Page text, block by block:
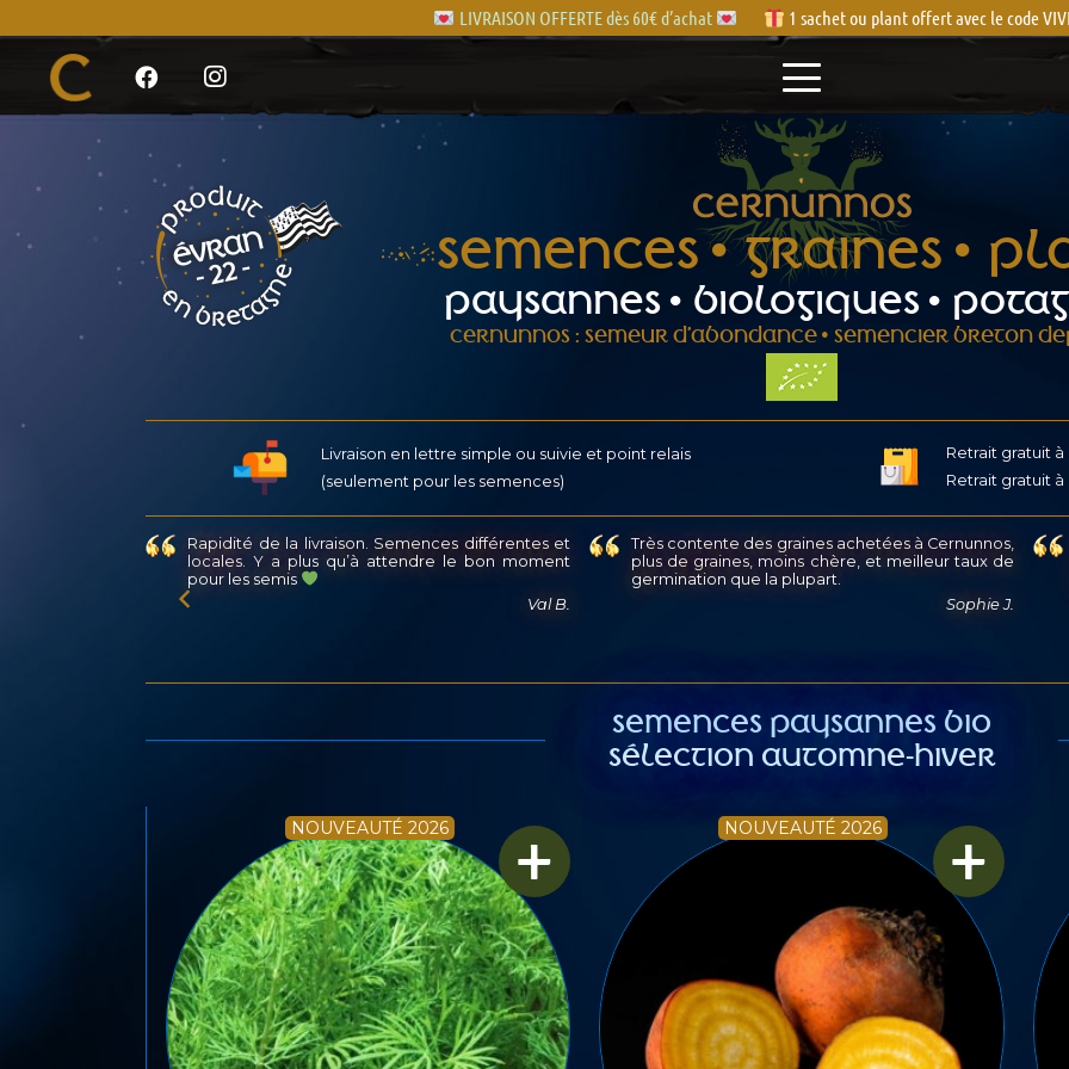
LIVRAISON OFFERTE dès 60€ d’achat 1 sachet ou plant offert avec le code
SEMENCES • GRAINES •
PAYSANNES • BIOLOGIQUES •
CERNUNNOS : SEMEUR D’ABONDANCE • SEMENCIER BRETON
Livraison en lettre simple ou suivie et point relais
(seulement pour les semences)
Retrait gratuit à
Retrait gratuit à
Très contente des graines achetées à Cernunnos,
plus de graines, moins chère, et meilleur taux de
germination que la plupart.
Sophie J.
Tout a très bien levé sur la totalité des sachets.
Belle initiative. Très contente des variétés
achetées.
Lo Lotte
SEMENCES PAYSANNES BIO
SÉLECTION AUTOMNE-HIVER
+ +